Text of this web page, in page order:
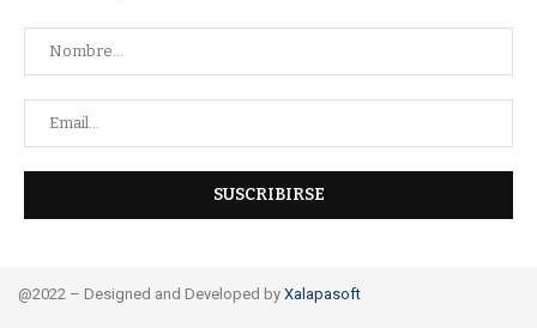
@2022 – Designed and Developed by Xalapasoft